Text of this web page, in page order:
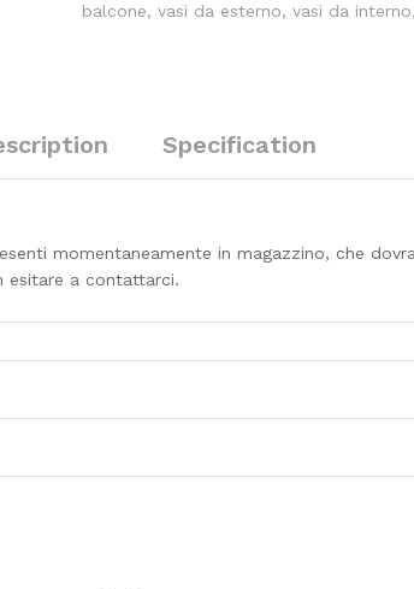
balcone,vasi da esterno,vasi da interno
Specification
momentaneamente in magazzino, che
esitare a contattarci.